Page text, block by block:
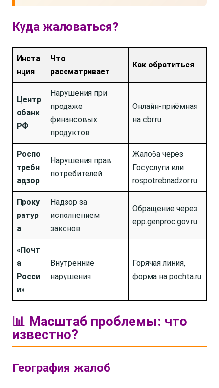
Куда жаловаться?
Инста
нция
Что
рассматривает
Как обратиться
Центр
обанк
РФ
Нарушения при
продаже
финансовых
продуктов
Онлайн-приёмная
на cbr.ru
Роспо
требн
адзор
Нарушения прав
потребителей
Жалоба через
Госуслуги или
rospotrebnadzor.ru
Проку
ратур
а
Надзор за
исполнением
законов
Обращение через
epp.genproc.gov.ru
«Почт
а
Росси
и»
Внутренние
нарушения
Горячая линия,
форма на pochta.ru
📊 Масштаб проблемы: что
известно?
География жалоб